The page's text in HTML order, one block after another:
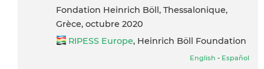
Fondation Heinrich Böll, Thessalonique,
Grèce, octubre 2020
RIPESS Europe, Heinrich Böll Foundation
English - Español